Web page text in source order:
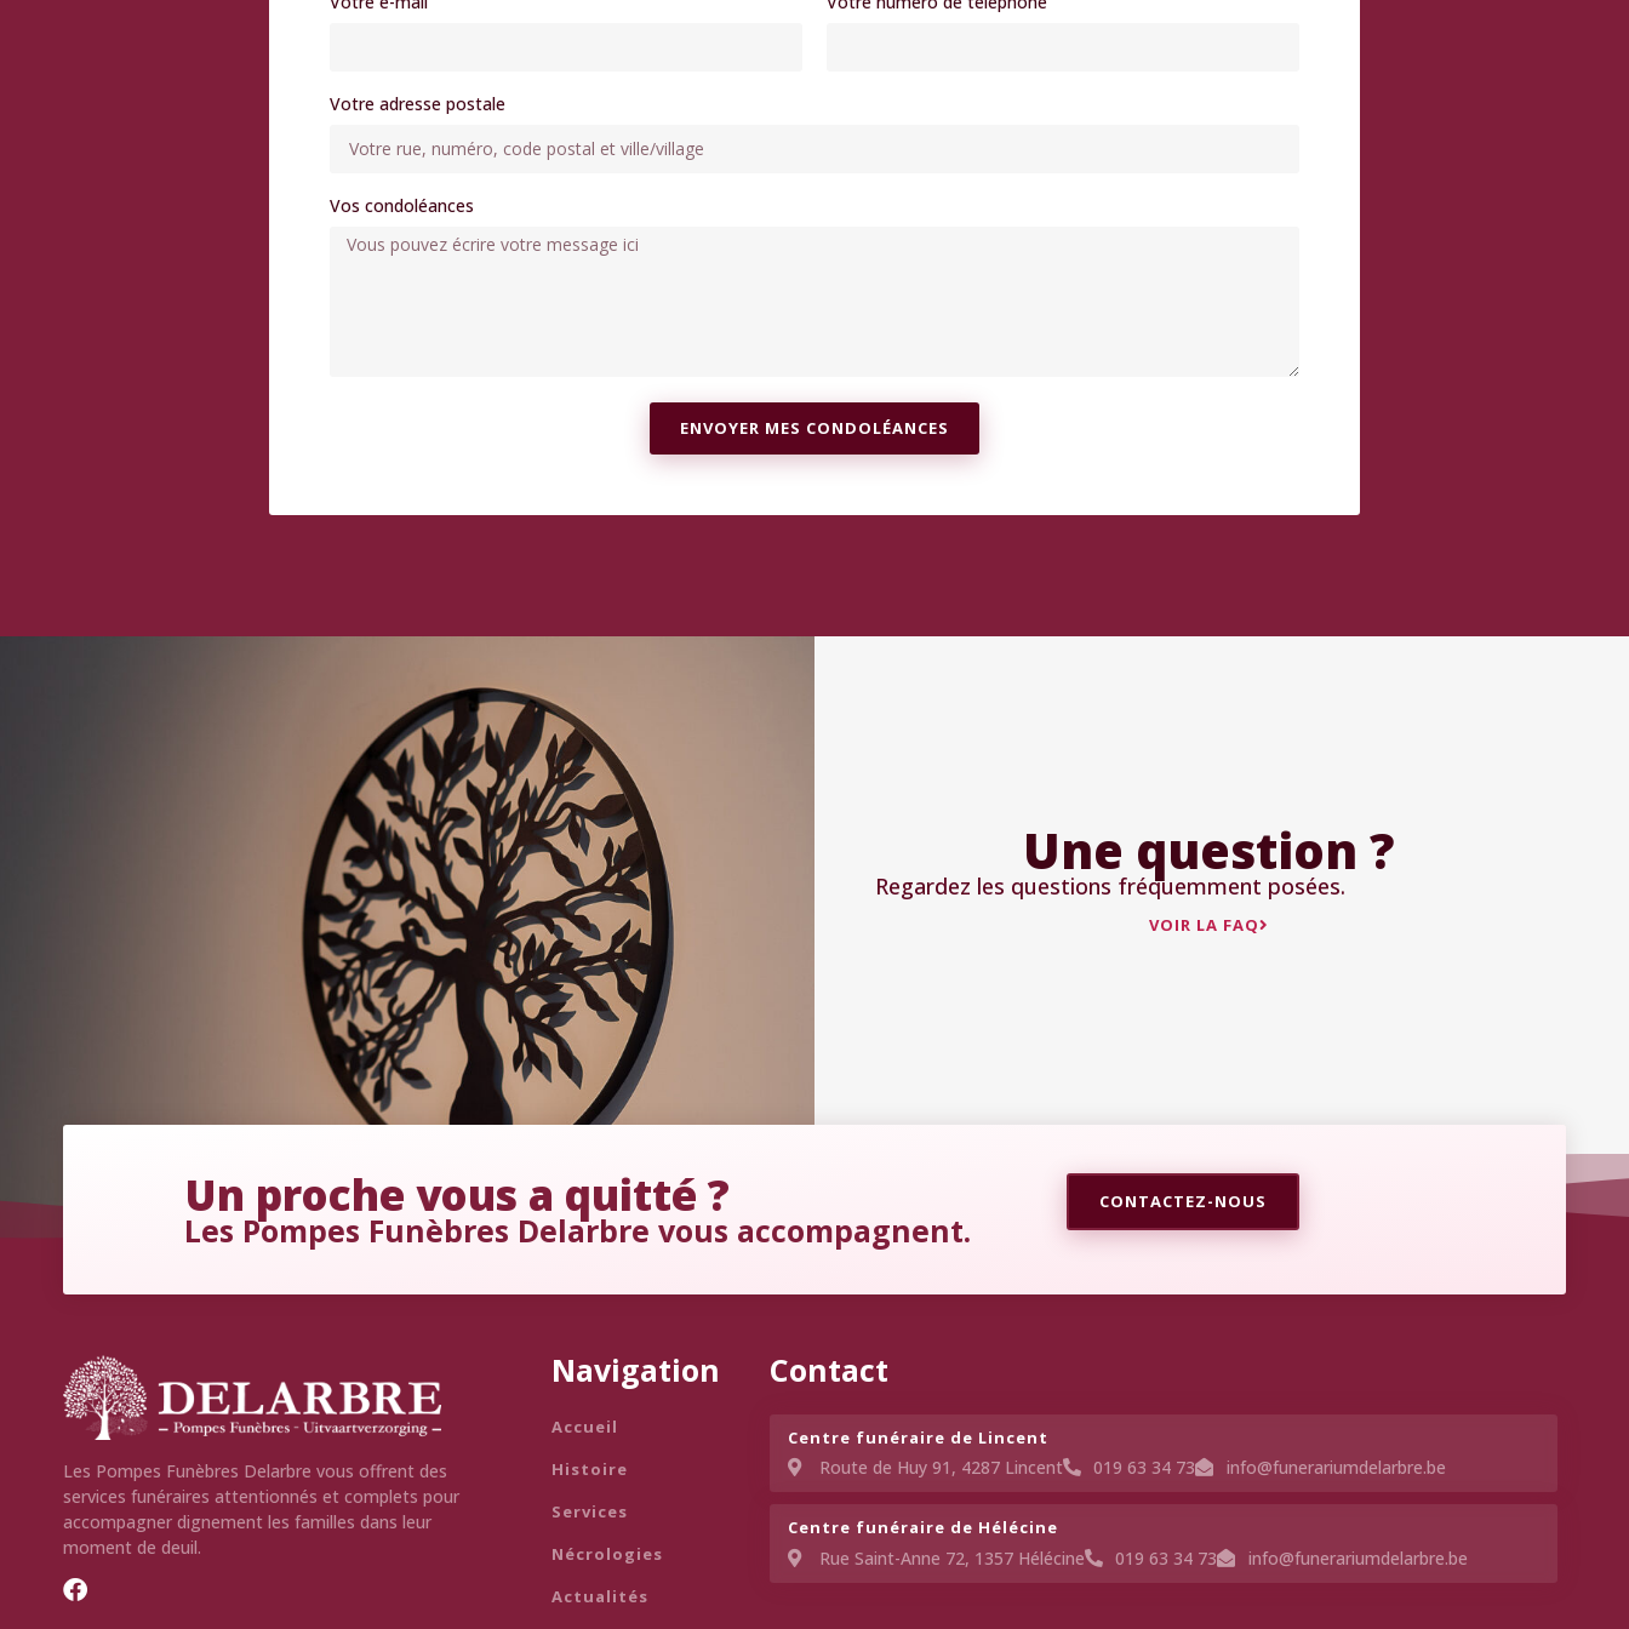
Votre adresse postale
Vos condoléances
ENVOYER MES CONDOLÉANCES
Une question ?
Regardez les questions fréquemment posées.
VOIR LA FAQ
Un proche vous a quitté ?
Les Pompes Funèbres Delarbre vous accompagnent.
CONTACTEZ-NOUS
Les Pompes Funèbres Delarbre vous offrent des
services funéraires attentionnés et complets pour
accompagner dignement les familles dans leur
moment de deuil.
Navigation
Accueil
Histoire
Services
Nécrologies
Actualités
Contact
Centre funéraire de Lincent​
Route de Huy 91, 4287 Lincent 019 63 34 73 info@funerariumdelarbre.be
Centre funéraire de Hélécine
Rue Saint-Anne 72, 1357 Hélécine 019 63 34 73 info@funerariumdelarbre.be